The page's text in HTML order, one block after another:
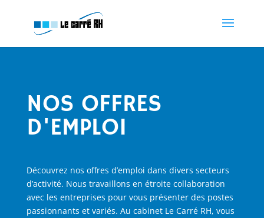
NOS OFFRES
D'EMPLOI
Découvrez nos offres d’emploi dans divers secteurs
d’activité. Nous travaillons en étroite collaboration
avec les entreprises pour vous présenter des postes
passionnants et variés. Au cabinet Le Carré RH, vous